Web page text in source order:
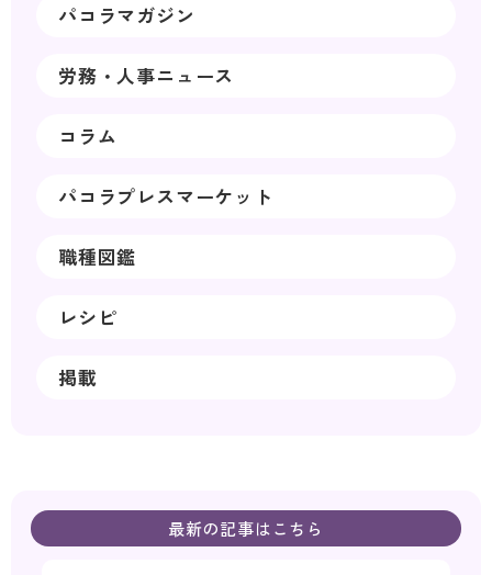
パコラマガジン
労務・人事ニュース
コラム
パコラプレスマーケット
職種図鑑
レシピ
掲載
最新の記事はこちら